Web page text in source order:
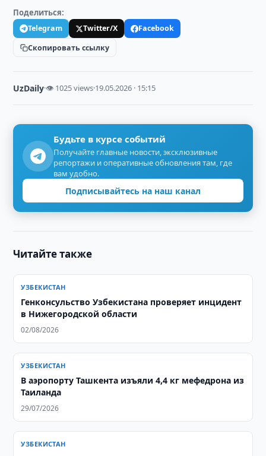
Поделиться:
Telegram Twitter/X
Facebook
Скопировать ссылку
UzDaily·👁 1025 views·19.05.2026 · 15:15
Будьте в курсе событий
Получайте главные новости, эксклюзивные
репортажи и оперативные обновления там, где
вам удобно.
Подписывайтесь на наш канал
Читайте также
УЗБЕКИСТАН
Генконсульство Узбекистана проверяет инцидент
в Нижегородской области
02/08/2026
УЗБЕКИСТАН
В аэропорту Ташкента изъяли 4,4 кг мефедрона из
Таиланда
29/07/2026
УЗБЕКИСТАН